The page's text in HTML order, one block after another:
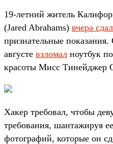
19-летний житель
(Jared Abrahams) вчера
признательные
августе взломал ноутбук
красоты Мисс
Хакер требовал, чтобы
требования, шантажируя
фотографий, которые он